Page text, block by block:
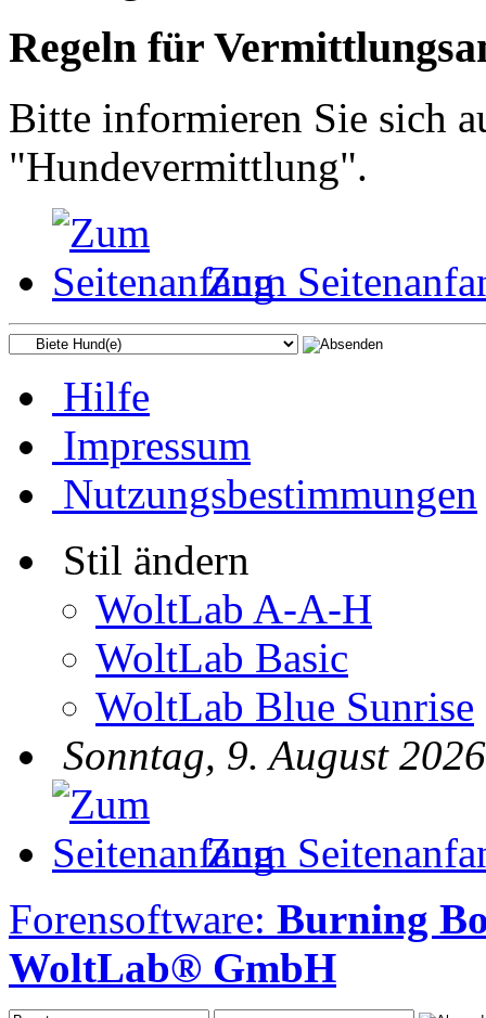
Regeln für
Bitte informieren Sie sich
"Hundevermittlung".
Zum
Hilfe
Impressum
Nutzungsbestimmungen
Stil ändern
WoltLab A-A-H
WoltLab Basic
WoltLab Blue Sunrise
Sonntag, 9. August
Zum
Forensoftware: Burning
WoltLab® GmbH